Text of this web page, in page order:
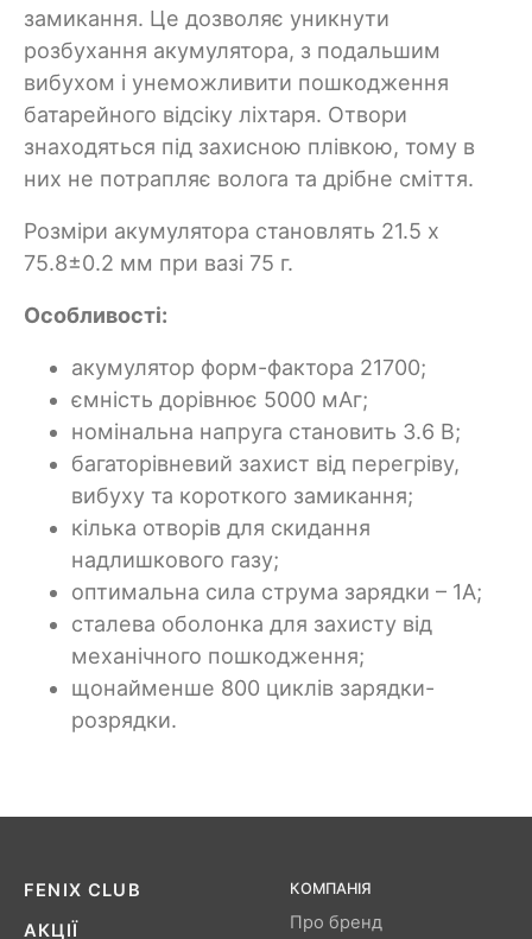
замикання. Це дозволяє уникнути
розбухання акумулятора, з подальшим
вибухом і унеможливити пошкодження
батарейного відсіку ліхтаря. Отвори
знаходяться під захисною плівкою, тому в
них не потрапляє волога та дрібне сміття.
Розміри акумулятора становлять 21.5 х
75.8±0.2 мм при вазі 75 г.
Особливості:
акумулятор форм-фактора 21700;
ємність дорівнює 5000 мАг;
номінальна напруга становить 3.6 В;
багаторівневий захист від перегріву,
вибуху та короткого замикання;
кілька отворів для скидання
надлишкового газу;
оптимальна сила струма зарядки – 1А;
сталева оболонка для захисту від
механічного пошкодження;
щонайменше 800 циклів зарядки-
розрядки.
FENIX ​​CLUB
АКЦІЇ
КОМПАНІЯ
Про бренд